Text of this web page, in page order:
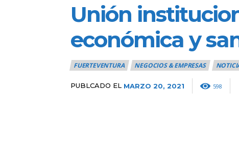
Unión
económica y
FUERTEVENTURA NEGOCIOS & EMPRESAS
PUBLCADO EL MARZO 20, 2021 598